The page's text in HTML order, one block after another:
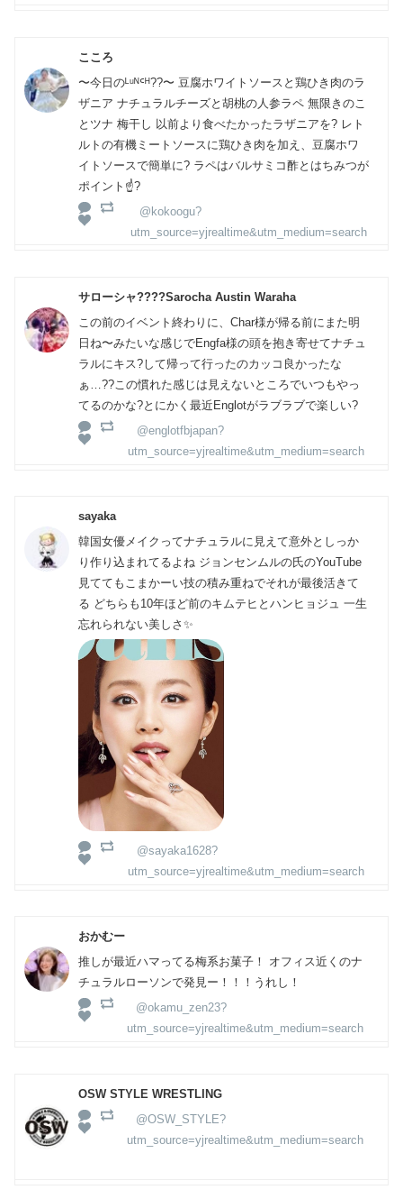
こころ
〜今日のᴸᵘᴺᑦᴴ??〜 豆腐ホワイトソースと鶏ひき肉のラ
ザニア ナチュラルチーズと胡桃の人参ラペ 無限きのこ
とツナ 梅干し 以前より食べたかったラザニアを? レト
ルトの有機ミートソースに鶏ひき肉を加え、豆腐ホワ
イトソースで簡単に? ラペはバルサミコ酢とはちみつが
ポイント☝?
@kokoogu?
utm_source=yjrealtime&utm_medium=search
サローシャ????Sarocha Austin Waraha
この前のイベント終わりに、Char様が帰る前にまた明
日ね〜みたいな感じでEngfa様の頭を抱き寄せてナチュ
ラルにキス?して帰って行ったのカッコ良かったな
ぁ…??この慣れた感じは見えないところでいつもやっ
てるのかな?とにかく最近Englotがラブラブで楽しい?
@englotfbjapan?
utm_source=yjrealtime&utm_medium=search
sayaka
韓国女優メイクってナチュラルに見えて意外としっか
り作り込まれてるよね ジョンセンムルの氏のYouTube
見ててもこまかーい技の積み重ねでそれが最後活きて
る どちらも10年ほど前のキムテヒとハンヒョジュ 一生
忘れられない美しさ✨
@sayaka1628?
utm_source=yjrealtime&utm_medium=search
おかむー
推しが最近ハマってる梅系お菓子！ オフィス近くのナ
チュラルローソンで発見ー！！！うれし！
@okamu_zen23?
utm_source=yjrealtime&utm_medium=search
OSW STYLE WRESTLING
@OSW_STYLE?
utm_source=yjrealtime&utm_medium=search